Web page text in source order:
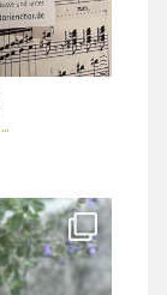
...